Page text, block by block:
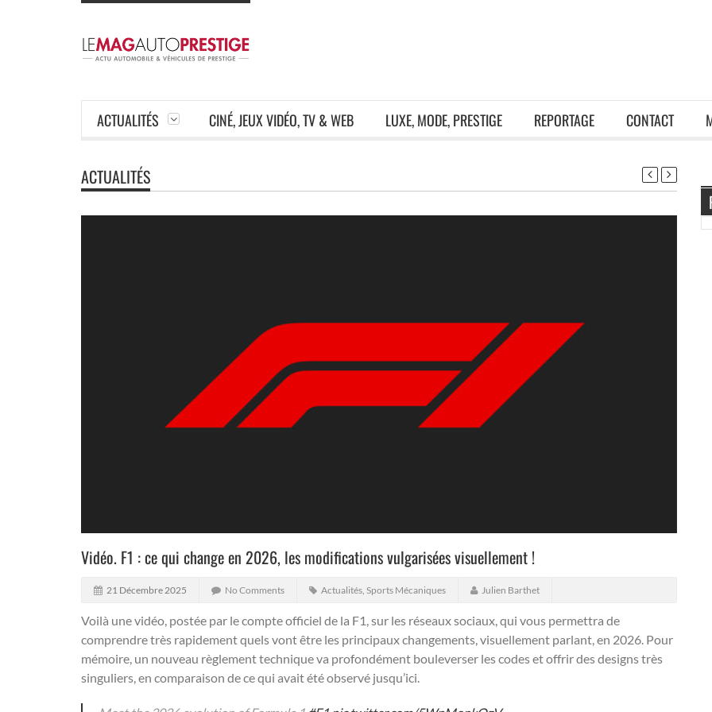
ACTUALITÉS CINÉ, JEUX VIDÉO, TV & WEB LUXE, MODE, PRESTIGE REPORTAGE CONTACT
ACTUALITÉS
Vidéo. F1 : ce qui change en 2026, les modifications vulgarisées visuellement !
21 Décembre 2025 No Comments Actualités, Sports Mécaniques Julien Barthet
Voilà une vidéo, postée par le compte officiel de la F1, sur les réseaux sociaux, qui vous permettra de
comprendre très rapidement quels vont être les principaux changements, visuellement parlant, en 2026. Pour
mémoire, un nouveau règlement technique va profondément bouleverser les codes et offrir des designs très
singuliers, en comparaison de ce qui avait été observé jusqu’ici.